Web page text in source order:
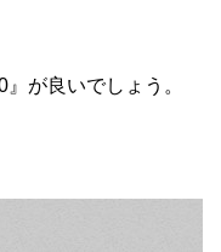
が良いでしょう。